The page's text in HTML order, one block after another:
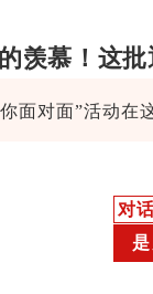
羡慕！这
面对面”活动
对